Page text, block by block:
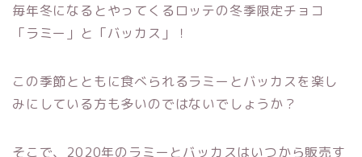
毎年冬になるとやってくるロッテの冬季限定チョコ
「ラミー」と「バッカス」！
この季節とともに食べられるラミーとバッカスを楽し
みにしている方も多いのではないでしょうか？
そこで、2020年のラミーとバッカスはいつから販売す